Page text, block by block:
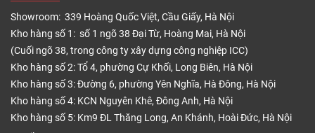
Showroom: 339 Hoàng Quốc Việt, Cầu Giấy, Hà Nội
Kho hàng số 1: số 1 ngõ 38 Đại Từ, Hoàng Mai, Hà Nội
(Cuối ngõ 38, trong công ty xây dựng công nghiệp ICC)
Kho hàng số 2: Tổ 4, phường Cự Khối, Long Biên, Hà Nội
Kho hàng số 3: Đường 6, phường Yên Nghĩa, Hà Đông, Hà Nội
Kho hàng số 4: KCN Nguyên Khê, Đông Anh, Hà Nội
Kho hàng số 5: Km9 ĐL Thăng Long, An Khánh, Hoài Đức, Hà Nội